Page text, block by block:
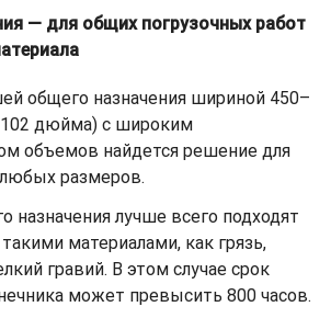
— для общих погрузочных работ
общего назначения шириной 450–
дюйма) с широким
объемов найдется решение для
размеров.
назначения лучше всего подходят
материалами, как грязь,
гравий. В этом случае срок
может превысить 800 часов.